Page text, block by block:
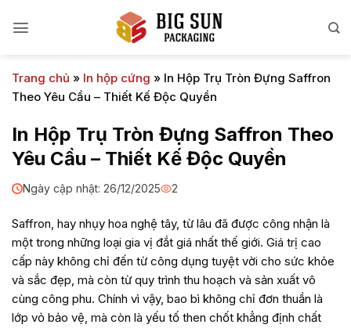
qua
Trang chủ » In hộp cứng » In Hộp Trụ Tròn Đựng Saffron
Theo Yêu Cầu – Thiết Kế Độc Quyền
In Hộp Trụ Tròn Đựng Saffron Theo
Yêu Cầu – Thiết Kế Độc Quyền
Ngày cập nhật: 26/12/2025 2
Saffron, hay nhụy hoa nghệ tây, từ lâu đã được công nhận là
một trong những loại gia vị đắt giá nhất thế giới. Giá trị cao
cấp này không chỉ đến từ công dụng tuyệt vời cho sức khỏe
và sắc đẹp, mà còn từ quy trình thu hoạch và sản xuất vô
cùng công phu. Chính vì vậy, bao bì không chỉ đơn thuần là
lớp vỏ bảo vệ, mà còn là yếu tố then chốt khẳng định chất